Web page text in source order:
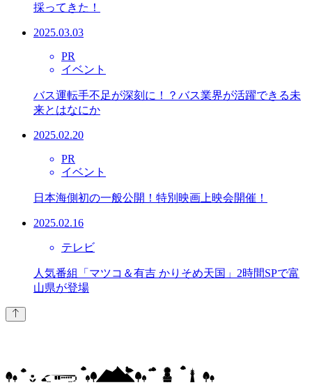
採ってきた！
2025.03.03
PR
イベント
バス運転手不足が深刻に！？バス業界が活躍できる未
来とはなにか
2025.02.20
PR
イベント
日本海側初の一般公開！特別映画上映会開催！
2025.02.16
テレビ
人気番組「マツコ＆有吉 かりそめ天国」2時間SPで富
山県が登場